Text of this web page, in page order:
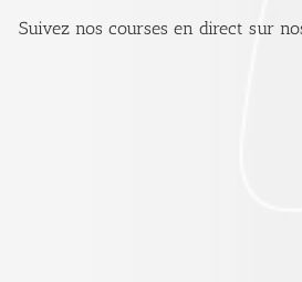
Suivez nos courses en direct sur